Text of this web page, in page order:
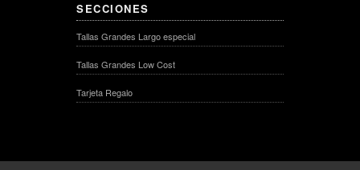
SECCIONES
Tallas Grandes Largo especial
Tallas Grandes Low Cost
Tarjeta Regalo